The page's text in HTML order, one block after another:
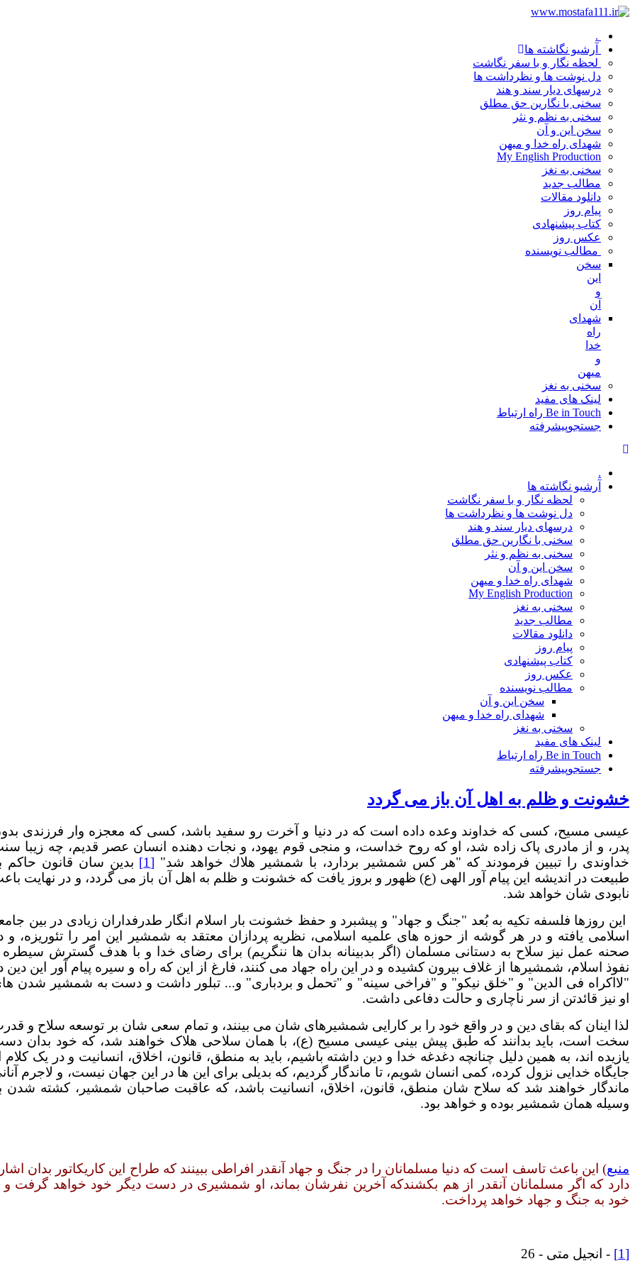
.
آرشیو نگاشته ها
لحظه نگار و با سفر نگاشت
دل نوشت ها و نظرداشت ها
درسهای دیار سند و هند
سخنی با نگارین حق مطلق
سخنی به نظم و نثر
سخن این و آن
شهدای راه خدا و میهن
My English Production
سخنی به نغز
مطالب جدید
دانلود مقالات
پیام روز
کتاب پیشنهادی
عکس روز
مطالب نویسنده
سخن
این
و
آن
شهدای
راه
خدا
و
میهن
سخنی به نغز
لینک های مفید
Be in Touch راه ارتباط
جستجوپیشرفته
.
آرشیو نگاشته ها
لحظه نگار و با سفر نگاشت
دل نوشت ها و نظرداشت ها
درسهای دیار سند و هند
سخنی با نگارین حق مطلق
سخنی به نظم و نثر
سخن این و آن
شهدای راه خدا و میهن
My English Production
سخنی به نغز
مطالب جدید
دانلود مقالات
پیام روز
کتاب پیشنهادی
عکس روز
مطالب نویسنده
سخن این و آن
شهدای راه خدا و میهن
سخنی به نغز
لینک های مفید
Be in Touch راه ارتباط
جستجوپیشرفته
خشونت و ظلم به اهل آن باز می گردد
عیسی مسیح، کسی که خداوند وعده داده است که در دنیا و آخرت رو سفید باشد، کسی که معجزه وار فرزندی
پدر، و از مادری پاک زاده شد، او که روح خداست، و منجی قوم یهود، و نجات دهنده انسان عصر قدیم، چه زیبا
خداوندی را تبیین فرمودند که "هر كس شمشير بردارد، با شمشير هلاك خواهد شد" [1]
بدین سان قانون حاکم
طبیعت در اندیشه این پیام آور الهی (ع) ظهور و بروز یافت که خشونت و ظلم به اهل آن باز می گردد، و در نهایت
نابودی شان خواهد شد.
این روزها فلسفه تکیه به بُعد "جنگ و جهاد" و پیشبرد و حفظ خشونت بار اسلام انگار طدرفداران زیادی در بین
اسلامی یافته و در هر گوشه از حوزه های علمیه اسلامی، نظریه پردازان معتقد به شمشیر این امر را تئوریزه، و
صحنه عمل نیز سلاح به دستانی مسلمان (اگر بدبینانه بدان ها ننگریم) برای رضای خدا و با هدف گسترش سیطره
نفوذ اسلام، شمشیرها از غلاف بیرون کشیده و در این راه جهاد می کنند، فارغ از این که راه و سیره پیام آور این دین
"لااکراه فی الدین" و "خلق نیکو" و "فراخی سینه" و "تحمل و بردباری" و... تبلور داشت و دست به شمشیر شدن
او نیز قائدتن از سر ناچاری و حالت دفاعی داشت.
لذا اینان که بقای دین و در واقع خود را بر کارایی شمشیرهای شان می بینند، و تمام سعی شان بر توسعه سلاح و
سخت است، باید بدانند که طبق پیش بینی عیسی مسیح (ع)، با همان سلاحی هلاک خواهند شد، که خود بدان
یازیده اند، به همین دلیل چنانچه دغدغه خدا و دین داشته باشیم، باید به منطق، قانون، اخلاق، انسانیت و در یک کلام
جایگاه خدایی نزول کرده، کمی انسان شویم، تا ماندگار گردیم، که بدیلی برای این ها در این جهان نیست، و لاجرم
ماندگار خواهند شد که سلاح شان منطق، قانون، اخلاق، انسانیت باشد، که عاقبت صاحبان شمشیر، کشته شدن
وسیله همان شمشیر بوده و خواهد بود.
منبع) این باعث تاسف است که دنیا مسلمانان را در جنگ و جهاد آنقدر افراطی ببینند که طراح این کاریکاتور بدان
دارد که اگر مسلمانان آنقدر از هم بکشندکه آخرین نفرشان بماند، او شمشیری در دست دیگر خود خواهد گرفت و
خود به جنگ و جهاد خواهد پرداخت.
[1] - انجیل متی - 26